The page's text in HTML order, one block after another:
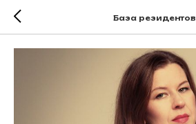
База резидентов